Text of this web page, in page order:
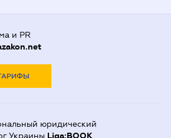
и PR
юридический
Украины Liga:BOOK